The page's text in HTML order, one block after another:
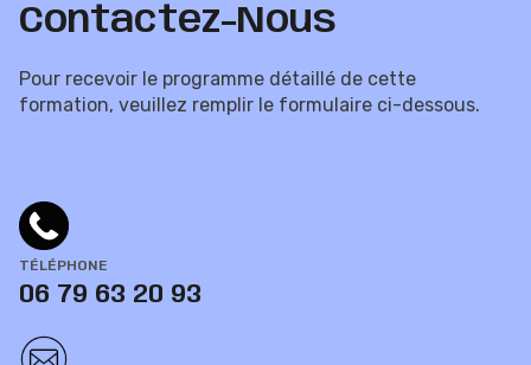
Contactez-Nous
Pour recevoir le programme détaillé de cette
formation, veuillez remplir le formulaire ci-dessous.
TÉLÉPHONE
06 79 63 20 93